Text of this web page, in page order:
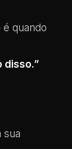
quando
disso.”
sua